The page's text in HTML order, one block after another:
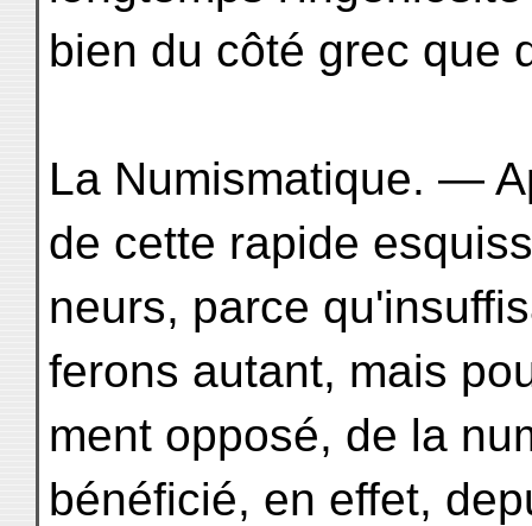
bien du côté grec que
La Numismatique. —
de cette rapide
neurs, parce
ferons autant, mais
ment opposé, de la
bénéficié, en effet,